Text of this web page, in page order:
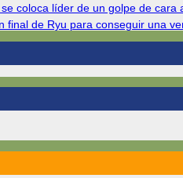
coloca líder de un golpe de cara
final de Ryu para conseguir una